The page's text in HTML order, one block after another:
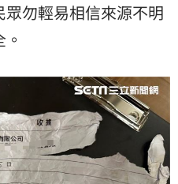
勿輕易相信來源不明